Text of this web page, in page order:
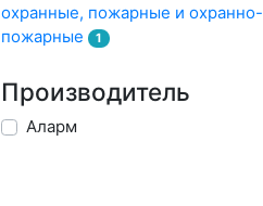
охранные, пожарные и охранно-
пожарные
1
Производитель
Аларм